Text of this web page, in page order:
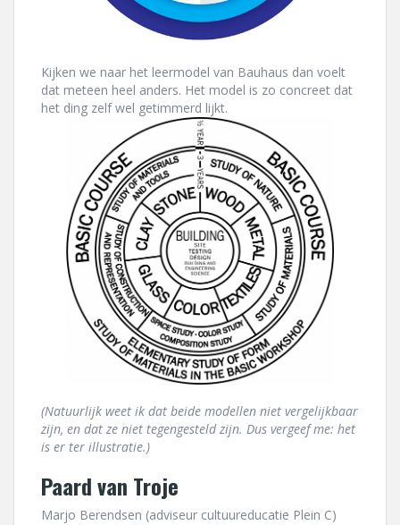
Kijken we naar het leermodel van Bauhaus dan voelt
dat meteen heel anders. Het model is zo concreet dat
het ding zelf wel getimmerd lijkt.
(Natuurlijk weet ik dat beide modellen niet vergelijkbaar
zijn, en dat ze niet tegengesteld zijn. Dus vergeef me: het
is er ter illustratie.)
Paard van Troje
Marjo Berendsen (adviseur cultuureducatie Plein C)